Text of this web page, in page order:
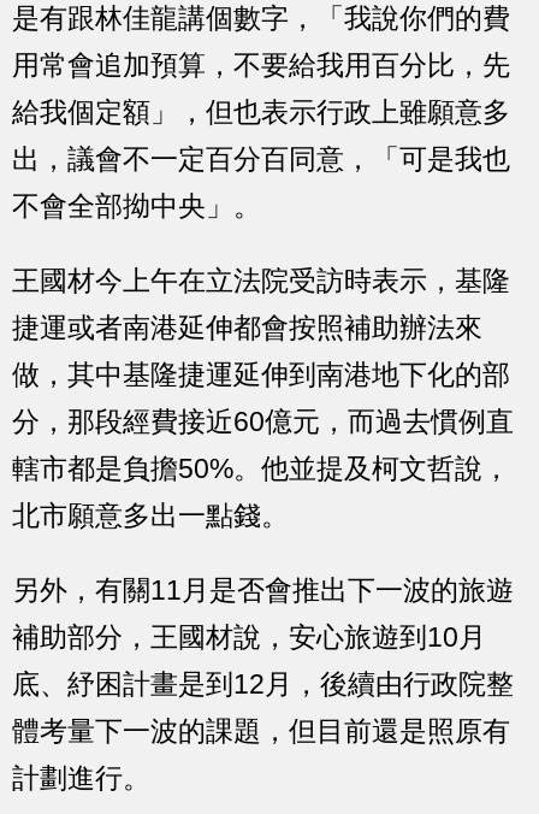
是有跟林佳龍講個數字，「我說你們的費
用常會追加預算，不要給我用百分比，先
給我個定額」，但也表示行政上雖願意多
出，議會不一定百分百同意，「可是我也
不會全部拗中央」。
王國材今上午在立法院受訪時表示，基隆
捷運或者南港延伸都會按照補助辦法來
做，其中基隆捷運延伸到南港地下化的部
分，那段經費接近60億元，而過去慣例直
轄市都是負擔50%。他並提及柯文哲說，
北市願意多出一點錢。
另外，有關11月是否會推出下一波的旅遊
補助部分，王國材說，安心旅遊到10月
底、紓困計畫是到12月，後續由行政院整
體考量下一波的課題，但目前還是照原有
計劃進行。